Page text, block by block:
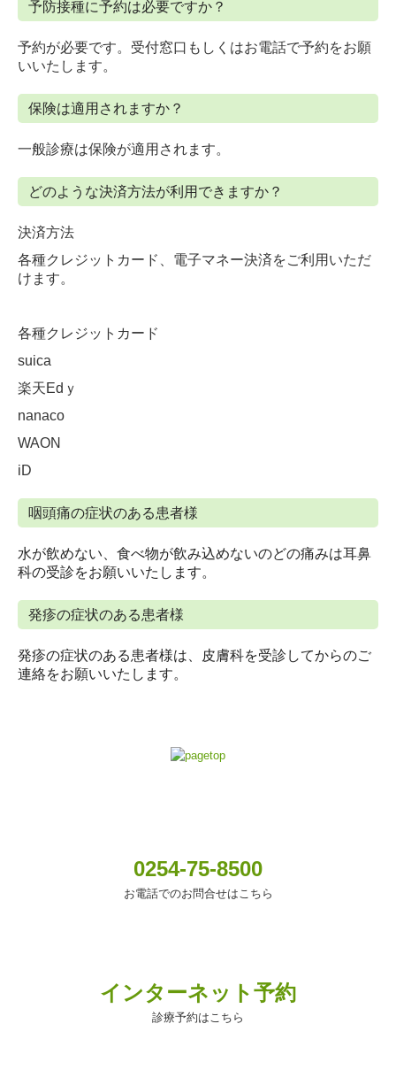
予防接種に予約は必要ですか？
予約が必要です。受付窓口もしくはお電話で予約をお願
いいたします。
保険は適用されますか？
一般診療は保険が適用されます。
どのような決済方法が利用できますか？
決済方法
各種クレジットカード、電子マネー決済をご利用いただ
けます。
各種クレジットカード
suica
楽天Edｙ
nanaco
WAON
iD
咽頭痛の症状のある患者様
水が飲めない、食べ物が飲み込めないのどの痛みは耳鼻
科の受診をお願いいたします。
発疹の症状のある患者様
発疹の症状のある患者様は、皮膚科を受診してからのご
連絡をお願いいたします。
0254-75-8500
お電話でのお問合せはこちら
インターネット予約
診療予約はこちら